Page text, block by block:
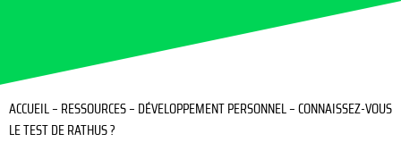
ACCUEIL– RESSOURCES– DÉVELOPPEMENT PERSONNEL–CONNAISSEZ-VOUS
LE TEST DE RATHUS ?